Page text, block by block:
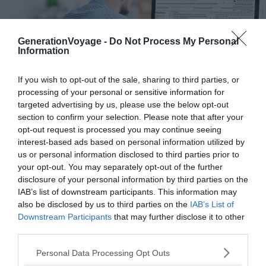
GenerationVoyage - Do Not Process My Personal
Information
If you wish to opt-out of the sale, sharing to third parties, or
processing of your personal or sensitive information for
targeted advertising by us, please use the below opt-out
section to confirm your selection. Please note that after your
opt-out request is processed you may continue seeing
interest-based ads based on personal information utilized by
us or personal information disclosed to third parties prior to
your opt-out. You may separately opt-out of the further
disclosure of your personal information by third parties on the
IAB’s list of downstream participants. This information may
also be disclosed by us to third parties on the IAB’s List of
Downstream Participants that may further disclose it to other
Personal Data Processing Opt Outs
Crédit photo : Shutterstock – Africa Studio
Le formulaire de demande de visa estassez long, de
nombreuses questions vous seront posées. Il est
essentiel debien prendre le temps de le remplir
correctement. Une simple erreur pourrait remettre en
cause la délivrance du visa pour la Mongolie et donc,
votre séjour.
Si vous avez le moindre doute, ou simplement si vous ne
pouvez vous rendre à l’ambassade de Mongolie en